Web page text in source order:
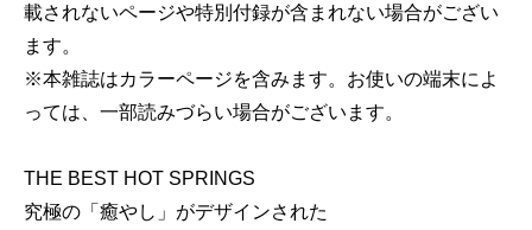
載されないページや特別付録が含まれない場合がござい
ます。
※本雑誌はカラーページを含みます。お使いの端末によ
っては、一部読みづらい場合がございます。
THE BEST HOT SPRINGS
究極の「癒やし」がデザインされた